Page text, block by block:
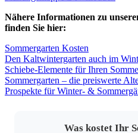
Nähere Informationen zu
finden Sie hier:
Sommergarten Kosten
Den Kaltwintergarten auch im
Schiebe-Elemente für Ihren
Sommergarten – die preiswerte
Prospekte für Winter- &
Was kostet Ihr